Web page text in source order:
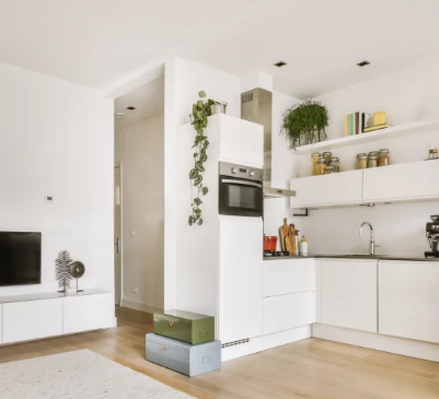
Desafíos y Permisos Necesarios
La Guía para
Revalorizar tu Vivienda en Baix
Llobregat y Badalona
Reforma de cocina en Badalona :
lo que debes saber
IVA al 10% en Reformas Integrales